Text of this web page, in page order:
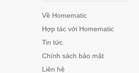
Về Homematic
Hợp tác với Homematic
Tin tức
Chính sách bảo mật
Liên hệ